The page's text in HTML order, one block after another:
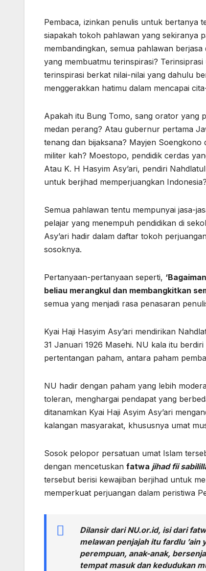
Pembaca, izinkan penulis untuk bertanya
siapakah tokoh pahlawan yang sekiranya
membandingkan, semua pahlawan
yang membuatmu terinspirasi?
terinspirasi berkat nilai-nilai yang dahulu
menggerakkan hatimu dalam mencapai
Apakah itu Bung Tomo, sang orator yang
medan perang? Atau gubernur pertama
tenang dan bijaksana? Mayjen Soengkono
militer kah? Moestopo, pendidik cerdas
Atau K. H Hasyim Asy’ari, pendiri
untuk berjihad memperjuangkan Indonesia?
Semua pahlawan tentu mempunyai jasa-
pelajar yang menempuh pendidikan di
Asy’ari hadir dalam daftar tokoh
sosoknya.
Pertanyaan-pertanyaan seperti,
beliau merangkul dan membangkitkan
semua yang menjadi rasa penasaran
Kyai Haji Hasyim Asy’ari mendirikan
31 Januari 1926 Masehi. NU kala itu
pertentangan paham, antara paham
NU hadir dengan paham yang lebih
toleran, menghargai pendapat yang
ditanamkan Kyai Haji Asyim Asy’ari
kalangan masyarakat, khususnya umat
Sosok pelopor persatuan umat Islam
dengan mencetuskan fatwa jihad fii
tersebut berisi kewajiban berjihad untuk
memperkuat perjuangan dalam peristiwa
Dilansir dari NU.or.id, isi dari
melawan penjajah itu fardlu
perempuan, anak-anak,
tempat masuk dan kedudukan